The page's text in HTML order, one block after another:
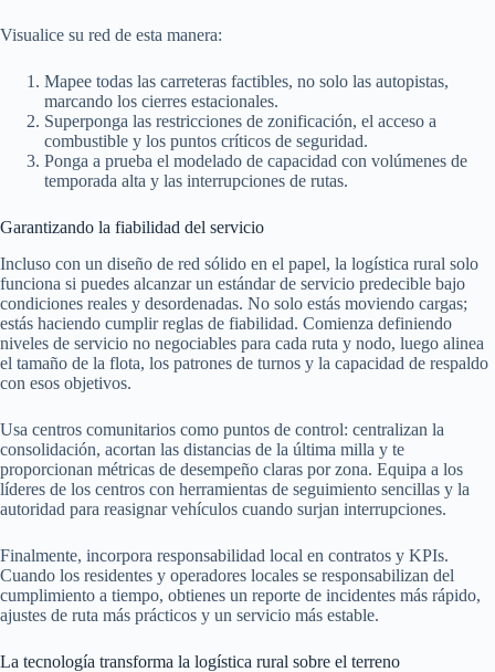
Visualice su red de esta manera:
Mapee todas las carreteras factibles, no solo las autopistas,
marcando los cierres estacionales.
Superponga las restricciones de zonificación, el acceso a
combustible y los puntos críticos de seguridad.
Ponga a prueba el modelado de capacidad con volúmenes de
temporada alta y las interrupciones de rutas.
Garantizando la fiabilidad del servicio
Incluso con un diseño de red sólido en el papel, la logística rural solo
funciona si puedes alcanzar un estándar de servicio predecible bajo
condiciones reales y desordenadas. No solo estás moviendo cargas;
estás haciendo cumplir reglas de fiabilidad. Comienza definiendo
niveles de servicio no negociables para cada ruta y nodo, luego alinea
el tamaño de la flota, los patrones de turnos y la capacidad de respaldo
con esos objetivos.
Usa centros comunitarios como puntos de control: centralizan la
consolidación, acortan las distancias de la última milla y te
proporcionan métricas de desempeño claras por zona. Equipa a los
líderes de los centros con herramientas de seguimiento sencillas y la
autoridad para reasignar vehículos cuando surjan interrupciones.
Finalmente, incorpora responsabilidad local en contratos y KPIs.
Cuando los residentes y operadores locales se responsabilizan del
cumplimiento a tiempo, obtienes un reporte de incidentes más rápido,
ajustes de ruta más prácticos y un servicio más estable.
La tecnología transforma la logística rural sobre el terreno